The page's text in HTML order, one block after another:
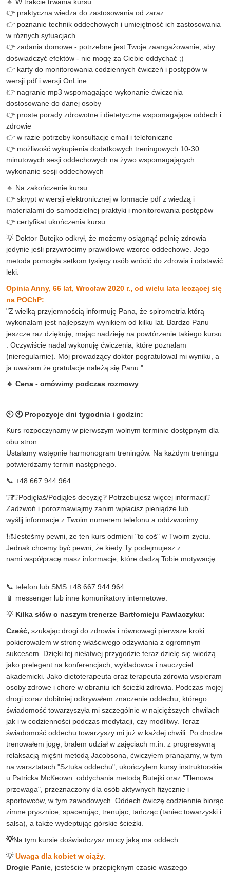
👉 praktyczna wiedza do zastosowania od zaraz
👉 poznanie technik oddechowych i umiejętność ich zastosowania
w różnych sytuacjach
👉 zadania domowe - potrzebne jest Twoje zaangażowanie, aby
doświadczyć efektów - nie mogę za Ciebie oddychać ;)
👉 karty do monitorowania codziennych ćwiczeń i postępów w
wersji pdf i wersji OnLine
👉 nagranie mp3 wspomagające wykonanie ćwiczenia
dostosowane do danej osoby
👉 proste porady zdrowotne i dietetyczne wspomagające oddech i
zdrowie
👉 w razie potrzeby konsultacje email i telefoniczne
👉 możliwość wykupienia dodatkowych treningowych 10-30
minutowych sesji oddechowych na żywo wspomagających
wykonanie sesji oddechowych
🔹 Na zakończenie kursu:
👉 skrypt w wersji elektronicznej w formacie pdf z wiedzą i
materiałami do samodzielnej praktyki i monitorowania postępów
👉 certyfikat ukończenia kursu
💡 Doktor Butejko odkrył, że możemy osiągnąć pełnię zdrowia
jedynie jeśli przywrócimy prawidłowe wzorce oddechowe. Jego
metoda pomogła setkom tysięcy osób wrócić do zdrowia i odstawić
leki.
Opinia Anny, 66 lat, Wrocław 2020 r., od wielu lata leczącej się
na POChP:
"Z wielką przyjemnością informuję Pana, że spirometria którą
wykonałam jest najlepszym wynikiem od kilku lat. Bardzo Panu
jeszcze raz dziękuję, mając nadzieję na powtórzenie takiego kursu
. Oczywiście nadal wykonuję ćwiczenia, które poznałam
(nieregularnie). Mój prowadzący doktor pogratulował mi wyniku, a
ja uważam że gratulacje należą się Panu."
🔹 Cena - omówimy podczas rozmowy
🕙 🕙 Propozycje dni tygodnia i godzin:
Kurs rozpoczynamy w pierwszym wolnym terminie dostępnym dla
obu stron.
Ustalamy wstępnie harmonogram treningów. Na każdym treningu
potwierdzamy termin następnego.
📞 +48 667 944 964
❔❓❔Podjęłaś/Podjąłeś decyzję❔ Potrzebujesz więcej informacji❔
Zadzwoń i porozmawiajmy zanim wpłacisz pieniądze lub
wyślij informacje z Twoim numerem telefonu a oddzwonimy.
❗❕❗Jesteśmy pewni, że ten kurs odmieni "to coś" w Twoim życiu.
Jednak chcemy być pewni, że kiedy Ty podejmujesz z
nami współpracę masz informacje, które dadzą Tobie motywację.
📞 telefon lub SMS +48 667 944 964
📱 messenger lub inne komunikatory internetowe.
💡 Kilka słów o naszym trenerze Bartłomieju Pawlaczyku:
Cześć, szukając drogi do zdrowia i równowagi pierwsze kroki
pokierowałem w stronę właściwego odżywiania z ogromnym
sukcesem. Dzięki tej niełatwej przygodzie teraz dzielę się wiedzą
jako prelegent na konferencjach, wykładowca i nauczyciel
akademicki. Jako dietoterapeuta oraz terapeuta zdrowia wspieram
osoby zdrowe i chore w obraniu ich ścieżki zdrowia. Podczas mojej
drogi coraz dobitniej odkrywałem znaczenie oddechu, którego
świadomość towarzyszyła mi szczególnie w najcięższych chwilach
jak i w codzienności podczas medytacji, czy modlitwy. Teraz
świadomość oddechu towarzyszy mi już w każdej chwili. Po drodze
trenowałem jogę, brałem udział w zajęciach m.in. z progresywną
relaksacją mięśni metodą Jacobsona, ćwiczyłem pranajamy, w tym
na warsztatach "Sztuka oddechu", ukończyłem kursy instruktorskie
u Patricka McKeown: oddychania metodą Butejki oraz "Tlenowa
przewaga", przeznaczony dla osób aktywnych fizycznie i
sportowców, w tym zawodowych. Oddech ćwiczę codziennie biorąc
zimne prysznice, spacerując, trenując, tańcząc (taniec towarzyski i
salsa), a także wydeptując górskie ścieżki.
💡Na tym kursie doświadczysz mocy jaką ma oddech.
💡Uwaga dla kobiet w ciąży.
Drogie Panie , jesteście w przepięknym czasie waszego